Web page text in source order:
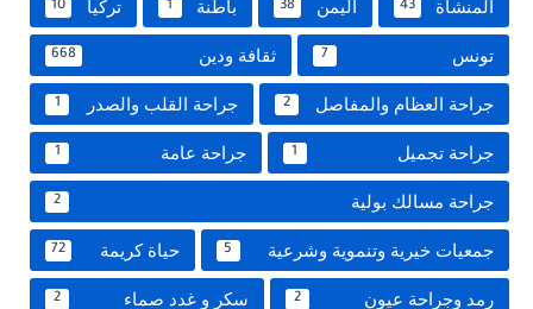
المنشاة 43 اليمن 38 باطنة 1 تركيا 10
تونس 7 ثقافة ودين 668
جراحة العظام والمفاصل 2 جراحة القلب والصدر 1
جراحة تجميل 1 جراحة عامة 1
جراحة مسالك بولية 2
جمعيات خيرية وتنموية وشرعية 5 حياة كريمة 72
رمد وجراحة عيون 2 سكر و غدد صماء 2